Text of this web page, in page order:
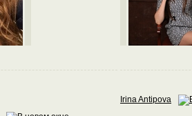
Irina Antipova